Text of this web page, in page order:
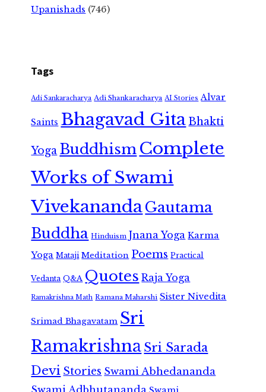
Upanishads (746)
Tags
Adi Sankaracharya Adi Shankaracharya AI Stories Alvar
Saints Bhagavad GitaBhakti
Yoga Buddhism Complete
Works of Swami
VivekanandaGautama
Buddha Hinduism Jnana Yoga Karma
Yoga Mataji Meditation Poems Practical
Vedanta Q&A Quotes Raja Yoga
Ramakrishna Math Ramana Maharshi Sister Nivedita
Srimad Bhagavatam Sri
RamakrishnaSri Sarada
Devi Stories Swami Abhedananda
Swami Adbhutananda